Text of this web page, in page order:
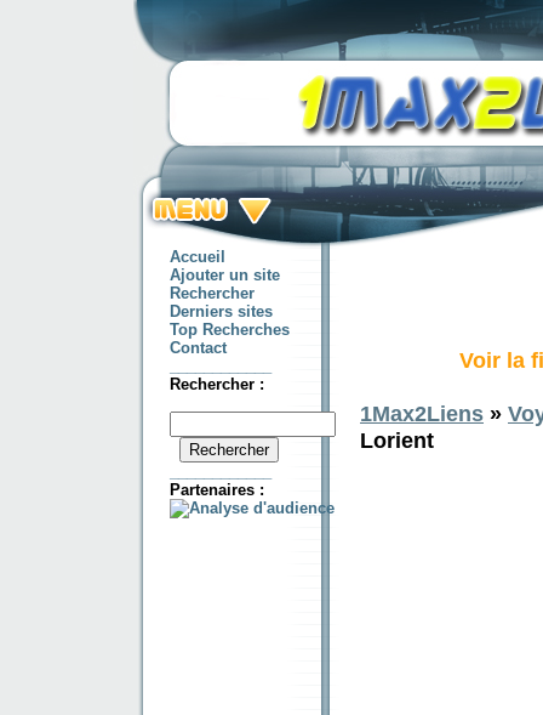
Accueil
Ajouter un site
Rechercher
Derniers sites
Top Recherches
Contact
Rechercher :
Partenaires :
Voir la
1Max2Liens »
Lorient